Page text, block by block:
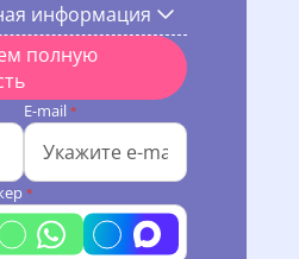
информация
полную
E-mail *
*